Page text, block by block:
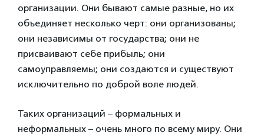
организации. Они бывают самые разные, но их
объединяет несколько черт: они организованы;
они независимы от государства; они не
присваивают себе прибыль; они
самоуправляемы; они создаются и существуют
исключительно по доброй воле людей.
Таких организаций – формальных и
неформальных – очень много по всему миру. Они